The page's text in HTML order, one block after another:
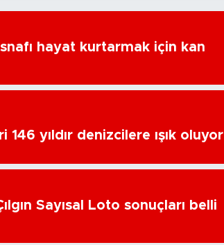
hayat kurtarmak için kan
146 yıldır denizcilere ışık oluyor
Sayısal Loto sonuçları belli